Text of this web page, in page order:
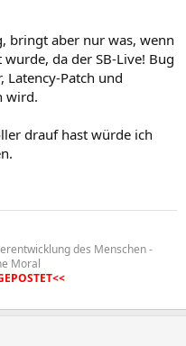
bringt aber nur was, wenn
da der SB-Live! Bug
Latency-Patch und
wird.
drauf hast würde ich
des Menschen -
Moral